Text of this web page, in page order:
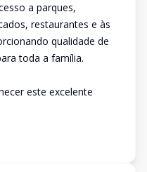
a parques,
restaurantes e às
qualidade de
toda a família.
este excelente